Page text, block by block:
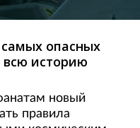
опасных
всю историю
новый
правила